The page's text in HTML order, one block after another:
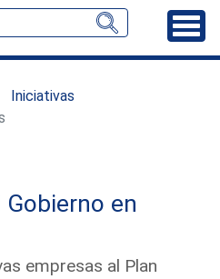
Iniciativas
en
empresas al Plan